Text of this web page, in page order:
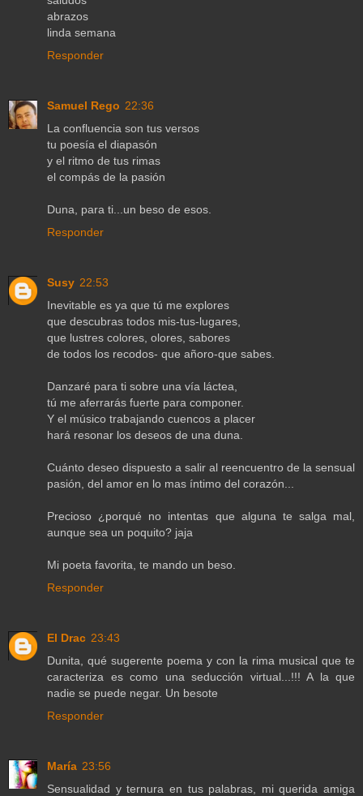
abrazos
linda semana
Responder
Samuel Rego 22:36
La confluencia son tus versos
tu poesía el diapasón
y el ritmo de tus rimas
el compás de la pasión
Duna, para ti...un beso de esos.
Responder
Susy 22:53
Inevitable es ya que tú me explores
que descubras todos mis-tus-lugares,
que lustres colores, olores, sabores
de todos los recodos- que añoro-que sabes.
Danzaré para ti sobre una vía láctea,
tú me aferrarás fuerte para componer.
Y el músico trabajando cuencos a placer
hará resonar los deseos de una duna.
Cuánto deseo dispuesto a salir al reencuentro de la sensual
pasión, del amor en lo mas íntimo del corazón...
Precioso ¿porqué no intentas que alguna te salga mal,
aunque sea un poquito? jaja
Mi poeta favorita, te mando un beso.
Responder
El Drac 23:43
Dunita, qué sugerente poema y con la rima musical que te
caracteriza es como una seducción virtual...!!! A la que
nadie se puede negar. Un besote
Responder
María 23:56
Sensualidad y ternura en tus palabras, mi querida amiga